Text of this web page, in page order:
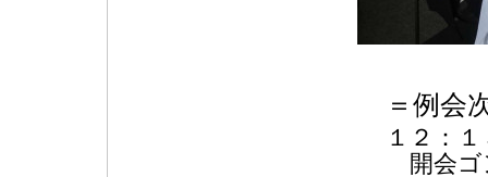
＝例会
１２：１
開会ゴ